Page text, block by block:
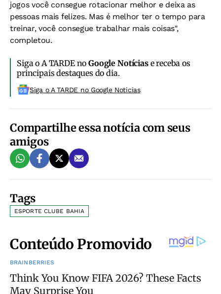
jogos você consegue rotacionar melhor e deixa as
pessoas mais felizes. Mas é melhor ter o tempo para
treinar, você consegue trabalhar mais coisas",
completou.
Siga o A TARDE noGoogle Notíciase receba os
principais destaques do dia.
Siga o A TARDE no Google Noticias
Compartilhe essa notícia com seus
amigos
Tags
ESPORTE CLUBE BAHIA